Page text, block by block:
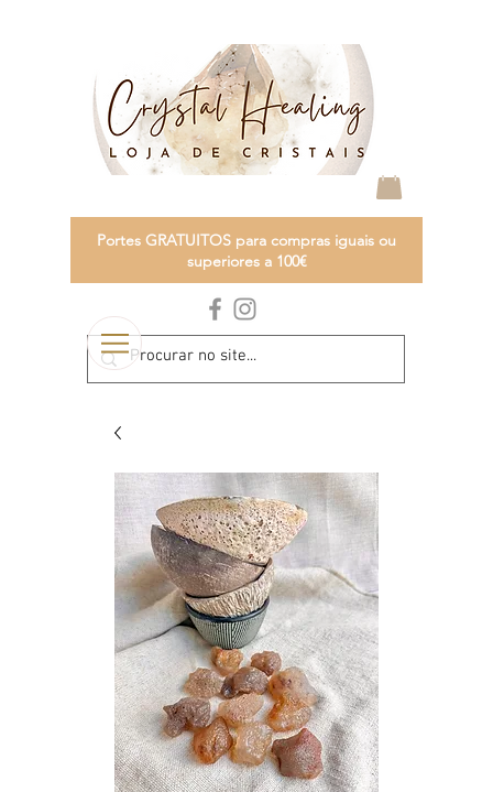
Portes GRATUITOS para compras iguais ou
superiores a 100€